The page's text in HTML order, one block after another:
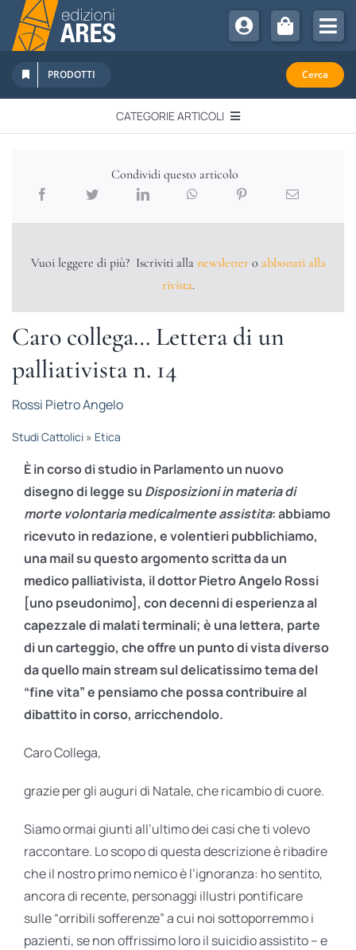
Salta
contenuto
Chi Siamo
Sostienici
Abbonamenti
Newsletter
Libri Ares
PRODOTTI Cerca
CATEGORIE ARTICOLI
QUADERNI MONOGRAFICI
RECENSIONI
STUDI
Condividi questo articolo
Vuoi leggere di più? Iscriviti alla newslettero abbonati alla
rivista.
Caro collega… Lettera di un
palliativista n. 14
Rossi Pietro Angelo
Studi Cattolici» Etica
È in corso di studio in Parlamento un nuovo
disegno di legge su Disposizioni in materia di
morte volontaria medicalmente assistita: abbiamo
ricevuto in redazione, e volentieri pubblichiamo,
una mail su questo argomento scritta da un
medico palliativista, il dottor Pietro Angelo Rossi
[uno pseudonimo], con decenni di esperienza al
capezzale di malati terminali; è una lettera, parte
di un carteggio, che offre un punto di vista diverso
da quello main stream sul delicatissimo tema del
“fine vita” e pensiamo che possa contribuire al
dibattito in corso, arricchendolo.
Caro Collega,
grazie per gli auguri di Natale, che ricambio di cuore.
Siamo ormai giunti all’ultimo dei casi che ti volevo
raccontare. Lo scopo di questa descrizione è ribadire
che il nostro primo nemico è l’ignoranza: ho sentito,
ancora di recente, personaggi illustri pontificare
sulle “orribili sofferenze” a cui noi sottoporremmo i
pazienti, se non offrissimo loro il suicidio assistito – e